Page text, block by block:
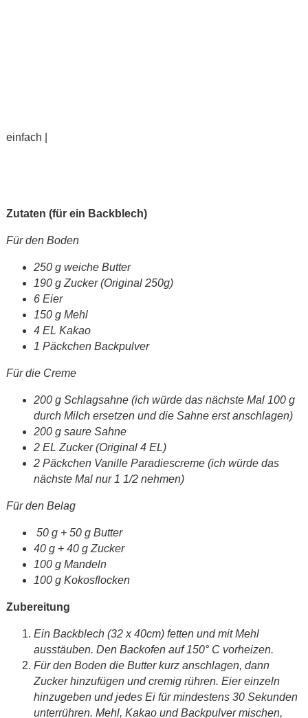
einfach |
Zutaten (für ein Backblech)
Für den Boden
250 g weiche Butter
190 g Zucker (Original 250g)
6 Eier
150 g Mehl
4 EL Kakao
1 Päckchen Backpulver
Für die Creme
200 g Schlagsahne (ich würde das nächste Mal 100 g
durch Milch ersetzen und die Sahne erst anschlagen)
200 g saure Sahne
2 EL Zucker (Original 4 EL)
2 Päckchen Vanille Paradiescreme (ich würde das
nächste Mal nur 1 1/2 nehmen)
Für den Belag
50 g + 50 g Butter
40 g + 40 g Zucker
100 g Mandeln
100 g Kokosflocken
Zubereitung
Ein Backblech (32 x 40cm) fetten und mit Mehl
ausstäuben. Den Backofen auf 150° C vorheizen.
Für den Boden die Butter kurz anschlagen, dann
Zucker hinzufügen und cremig rühren. Eier einzeln
hinzugeben und jedes Ei für mindestens 30 Sekunden
unterrühren. Mehl, Kakao und Backpulver mischen,